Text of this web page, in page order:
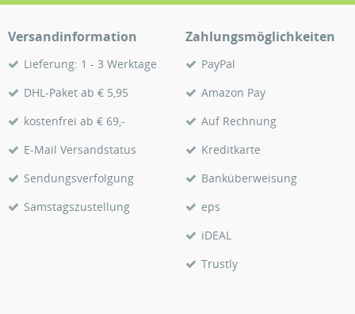
Versandinformation
Lieferung: 1 - 3 Werktage
DHL-Paket ab € 5,95
kostenfrei ab € 69,-
E-Mail Versandstatus
Sendungsverfolgung
Samstagszustellung
Zahlungsmöglichkeiten
PayPal
Amazon Pay
Auf Rechnung
Kreditkarte
Banküberweisung
eps
iDEAL
Trustly